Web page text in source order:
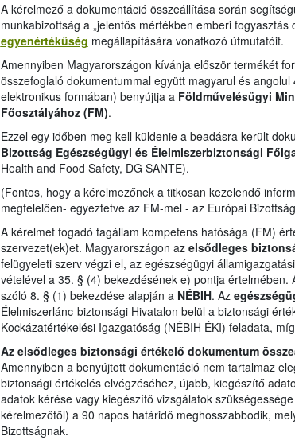
A kérelmező a dokumentáció összeállítása során
munkabizottság a „jelentős mértékben emberi fogyasztás
egyenértékűség megállapítására vonatkozó útmutatóit.
Amennyiben Magyarországon kívánja először termékét
összefoglaló dokumentummal együtt magyarul és
elektronikus formában) benyújtja aFöldművelésügyi
Főosztályához (FM).
Ezzel egy időben meg kell küldenie a beadásra került
Bizottság Egészségügyi és Élelmiszerbiztonsági
Health and Food Safety, DG SANTE).
(Fontos, hogy a kérelmezőnek a titkosan kezelendő
megfelelően- egyeztetve az FM-mel - az Európai
A kérelmet fogadó tagállam kompetens hatósága (FM)
szervezet(ek)et. Magyarországon az elsődleges
felügyeleti szerv végzi el, az egészségügyi
vételével a 35. § (4) bekezdésének e) pontja értelmében.
szóló 8. § (1) bekezdése alapján aNÉBIH. Az
Élelmiszerlánc-biztonsági Hivatalon belül a biztonsági
Kockázatértékelési Igazgatóság (NÉBIH ÉKI) feladata,
Az elsődleges biztonsági értékelő dokumentum
Amennyiben a benyújtott dokumentáció nem tartalmaz
biztonsági értékelés elvégzéséhez, újabb, kiegészítő
adatok kérése vagy kiegészítő vizsgálatok
kérelmezőtől) a 90 napos határidő meghosszabbodik,
Bizottságnak.